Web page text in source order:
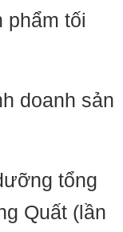
phẩm tối
doanh sản
tổng
Quất (lần